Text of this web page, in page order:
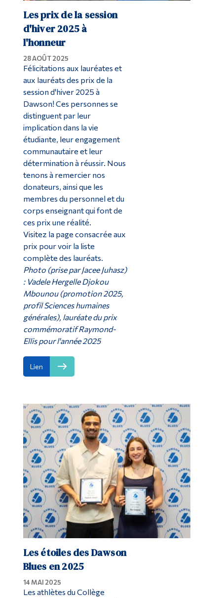
Les prix de la session
d'hiver 2025 à
l'honneur
28 AOÛT 2025
Félicitations aux lauréates et
aux lauréats des prix de la
session d'hiver 2025 à
Dawson! Ces personnes se
distinguent par leur
implication dans la vie
étudiante, leur engagement
communautaire et leur
détermination à réussir. Nous
tenons à remercier nos
donateurs, ainsi que les
membres du personnel et du
corps enseignant qui font de
ces prix une réalité.
Visitez la page consacrée aux
prix pour voir la liste
complète des lauréats.
Photo (prise par Jacee Juhasz)
: Vadele Hergelle Djokou
Mbounou (promotion 2025,
profil Sciences humaines
générales), lauréate du prix
commémoratif Raymond-
Ellis pour l'année 2025
Lien
Les étoiles des Dawson
Blues en 2025
14 MAI 2025
Les athlètes du Collège